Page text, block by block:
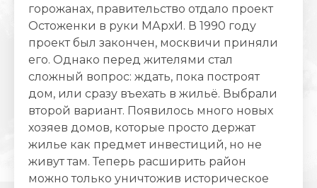
горожанах, правительство отдало проект
Остоженки в руки МАрхИ. В 1990 году
проект был закончен, москвичи приняли
его. Однако перед жителями стал
сложный вопрос: ждать, пока построят
дом, или сразу въехать в жильё. Выбрали
второй вариант. Появилось много новых
хозяев домов, которые просто держат
жилье как предмет инвестиций, но не
живут там. Теперь расширить район
можно только уничтожив историческое